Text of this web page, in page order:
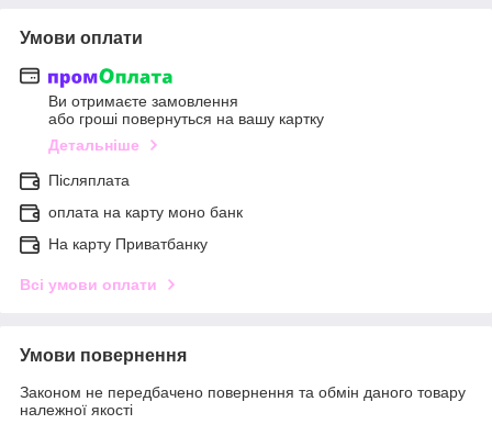
Умови оплати
Ви отримаєте замовлення
або гроші повернуться на вашу картку
Детальніше
Післяплата
оплата на карту моно банк
На карту Приватбанку
Всі умови оплати
Умови повернення
Законом не передбачено повернення та обмін даного товару
належної якості